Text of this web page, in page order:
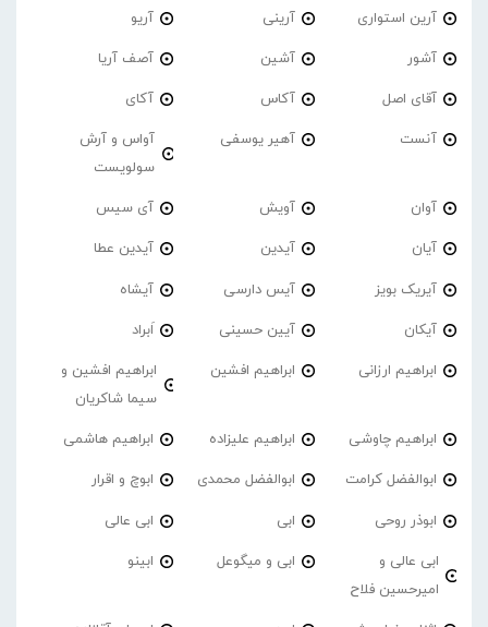
آرین استواری آرینی آریو
آشور آشین آصف آریا
آقای اصل آکاس آکای
آنست آهیر یوسفی
آواس و آرش
سولویست
آوان آویش آی سیس
آیان آیدین آیدین عطا
آیریک بویز آیس دارسی آیشاه
آیکان آیین حسینی اَبراد
ابراهیم ارزانی ابراهیم افشین
ابراهیم افشین و
سیما شاکریان
ابراهیم چاوشی ابراهیم علیزاده ابراهیم هاشمی
ابوالفضل کرامت ابوالفضل محمدی ابوچ و اقرار
ابوذر روحی ابی ابی عالی
ابی عالی و
امیرحسین فلاح
ابی و میگوعل ابینو